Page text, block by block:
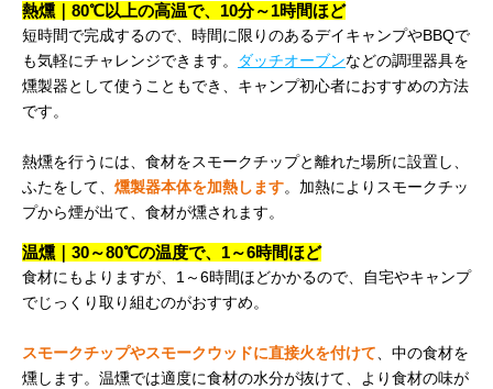
熱燻｜80℃以上の高温で、10分～1時間ほど
短時間で完成するので、時間に限りのあるデイキャンプやBBQで
も気軽にチャレンジできます。
ダッチオーブンなどの調理器具を
燻製器として使うこともでき、キャンプ初心者におすすめの方法
です。
熱燻を行うには、食材をスモークチップと離れた場所に設置し、
ふたをして、 燻製器本体を加熱します。加熱によりスモークチッ
プから煙が出て、食材が燻されます。
温燻｜30～80℃の温度で、1～6時間ほど
食材にもよりますが、1～6時間ほどかかるので、自宅やキャンプ
でじっくり取り組むのがおすすめ。
スモークチップやスモークウッドに直接火を付けて、中の食材を
燻します。温燻では適度に食材の水分が抜けて、より食材の味が